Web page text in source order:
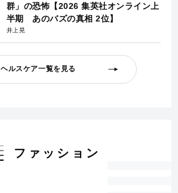
群」の恐怖【2026 集英社オンライン上
半期 あのバズの真相 2位】
井上晃
ヘルスケア一覧を見る
ファッション